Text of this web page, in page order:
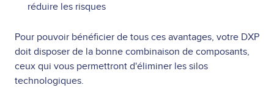
réduire les risques
Pour pouvoir bénéficier de tous ces avantages, votre DXP
doit disposer de la bonne combinaison de composants,
ceux qui vous permettront d'éliminer les silos
technologiques.